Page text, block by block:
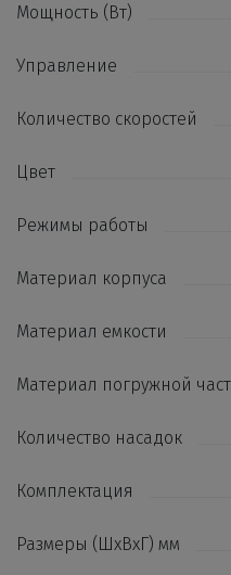
Мощность (Вт)
Управление
Количество скоростей
Цвет
Режимы работы
Материал корпуса
Материал емкости
Материал погружной
Количество насадок
Комплектация
Размеры (ШхВхГ) мм